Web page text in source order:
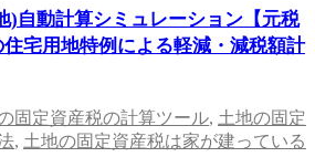
)自動計算シミュレーション【元税
宅用地特例による軽減・減税額計
固定資産税の計算ツール, 土地の固定
, 土地の固定資産税は家が建っている